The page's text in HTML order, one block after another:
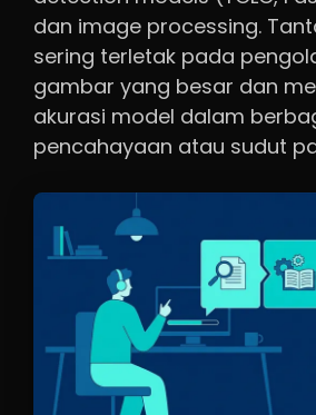
dan image processing.
sering terletak pada
gambar yang besar dan
akurasi model dalam
pencahayaan atau sudut